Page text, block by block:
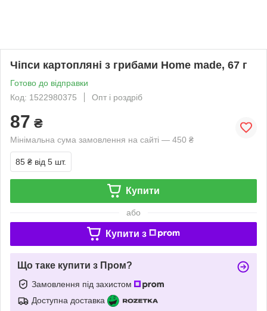
Чіпси картопляні з грибами Home made, 67 г
Готово до відправки
Код: 1522980375
Опт і роздріб
87 ₴
Мінімальна сума замовлення на сайті — 450 ₴
85 ₴ від 5 шт.
Купити
або
Купити з
Що таке купити з Пром?
Замовлення під захистом
Доступна доставка